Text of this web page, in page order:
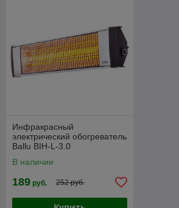
Инфракрасный
электрический обогреватель
Ballu BIH-L-3.0
В наличии
189 руб. 252 руб.